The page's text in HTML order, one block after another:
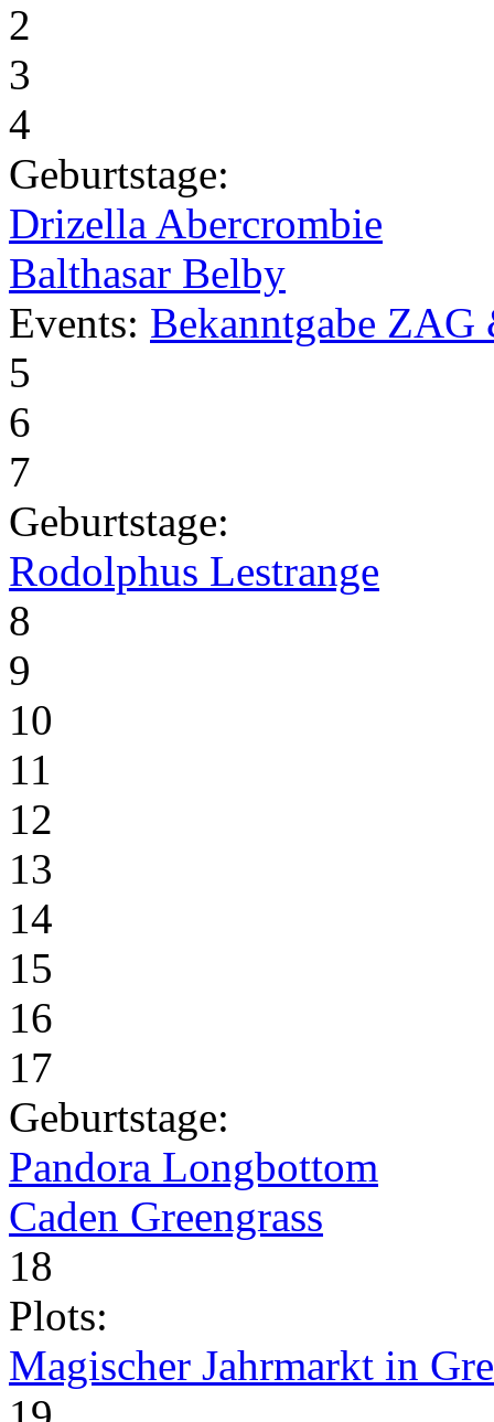
2
3
4
Geburtstage:
Drizella Abercrombie
Balthasar Belby
Events: Bekanntgabe ZAG
5
6
7
Geburtstage:
Rodolphus Lestrange
8
9
10
11
12
13
14
15
16
17
Geburtstage:
Pandora Longbottom
Caden Greengrass
18
Plots:
Magischer Jahrmarkt in